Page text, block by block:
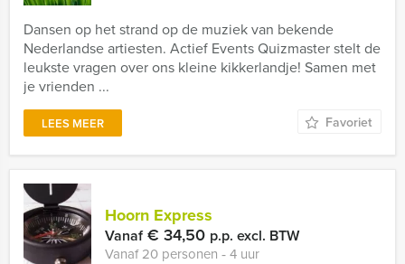
Dansen op het strand op de muziek van bekende
Nederlandse artiesten. Actief Events Quizmaster stelt de
leukste vragen over ons kleine kikkerlandje! Samen met
je vrienden ...
LEES MEER Favoriet
Hoorn Express
Vanaf€ 34,50 p.p. excl. BTW
Vanaf 20 personen ‐ 4 uur